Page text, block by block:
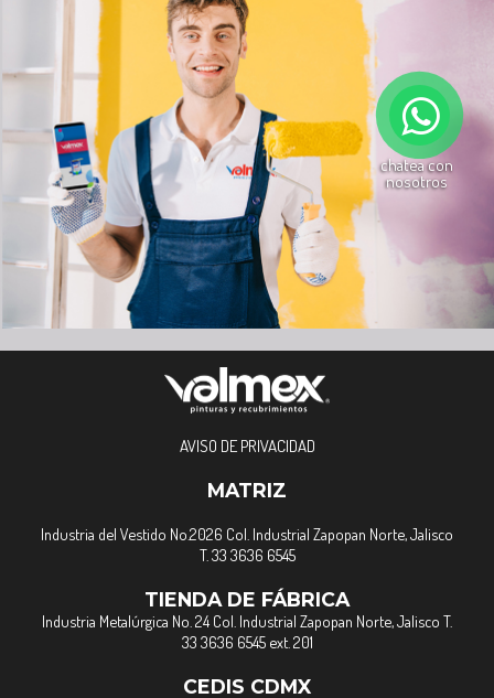
chatea con
nosotros
AVISO DE PRIVACIDAD
MATRIZ
Industria del Vestido No.2026 Col. Industrial Zapopan Norte, Jalisco
T. 33 3636 6545
TIENDA DE FÁBRICA
Industria Metalúrgica No. 24 Col. Industrial Zapopan Norte, Jalisco T.
33 3636 6545 ext. 201
CEDIS CDMX